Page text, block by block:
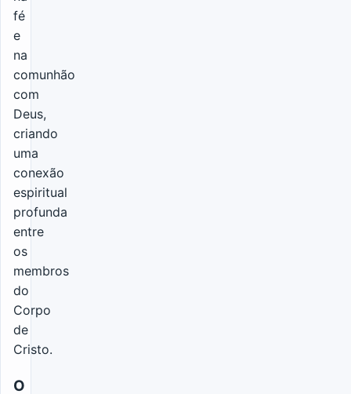
fé
e
na
comunhão
com
Deus,
criando
uma
conexão
espiritual
profunda
entre
os
membros
do
Corpo
de
Cristo.
O